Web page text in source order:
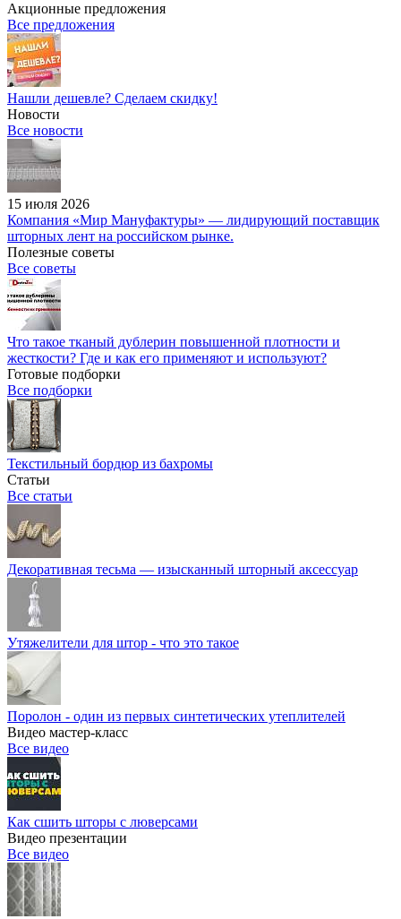
Акционные предложения
Все предложения
Нашли дешевле? Сделаем скидку!
Новости
Все новости
15 июля 2026
Компания «Мир Мануфактуры» — лидирующий поставщик
шторных лент на российском рынке.
Полезные советы
Все советы
Что такое тканый дублерин повышенной плотности и
жесткости? Где и как его применяют и используют?
Готовые подборки
Все подборки
Текстильный бордюр из бахромы
Статьи
Все статьи
Декоративная тесьма — изысканный шторный аксессуар
Утяжелители для штор - что это такое
Поролон - один из первых синтетических утеплителей
Видео мастер-класс
Все видео
Как сшить шторы с люверсами
Видео презентации
Все видео